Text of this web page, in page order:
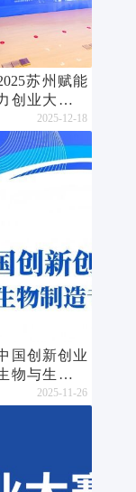
苏州赋能
创业大赛优
2025-12-18
国创新创业
物与生物制
常州开赛2025-11-26